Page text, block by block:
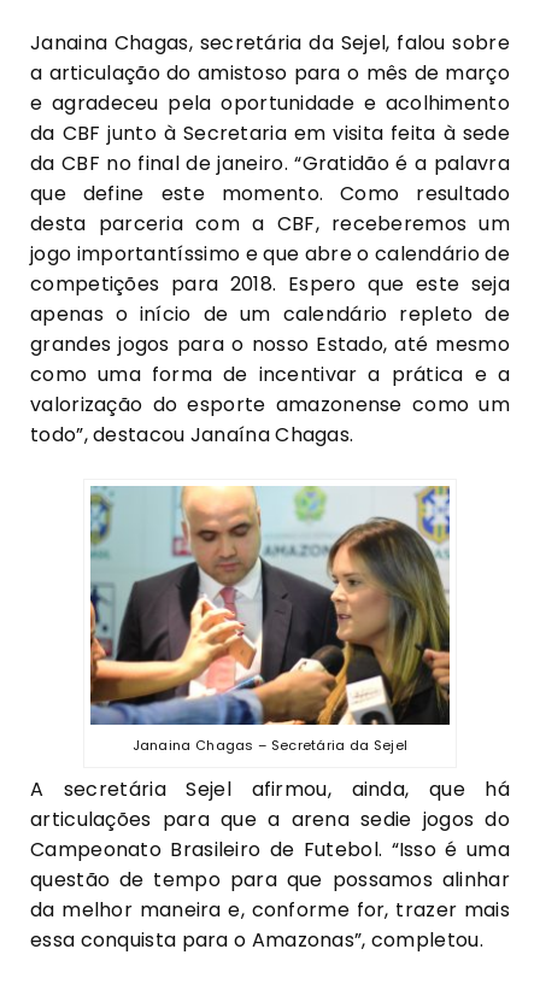
Janaina Chagas, secretária da Sejel, falou sobre
a articulação do amistoso para o mês de março
e agradeceu pela oportunidade e acolhimento
da CBF junto à Secretaria em visita feita à sede
da CBF no final de janeiro. “Gratidão é a palavra
que define este momento. Como resultado
desta parceria com a CBF, receberemos um
jogo importantíssimo e que abre o calendário de
competições para 2018. Espero que este seja
apenas o início de um calendário repleto de
grandes jogos para o nosso Estado, até mesmo
como uma forma de incentivar a prática e a
valorização do esporte amazonense como um
todo”, destacou Janaína Chagas.
Janaina Chagas – Secretária da Sejel
A secretária Sejel afirmou, ainda, que há
articulações para que a arena sedie jogos do
Campeonato Brasileiro de Futebol. “Isso é uma
questão de tempo para que possamos alinhar
da melhor maneira e, conforme for, trazer mais
essa conquista para o Amazonas”, completou.